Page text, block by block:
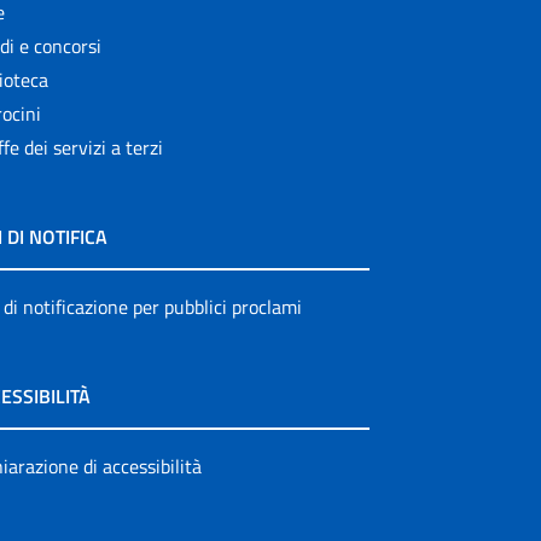
e concorsi
dei servizi a terzi
DI NOTIFICA
notificazione per pubblici proclami
di accessibilità